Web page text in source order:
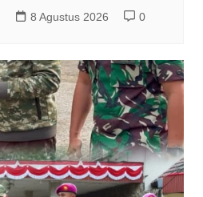
8 Agustus 2026 0